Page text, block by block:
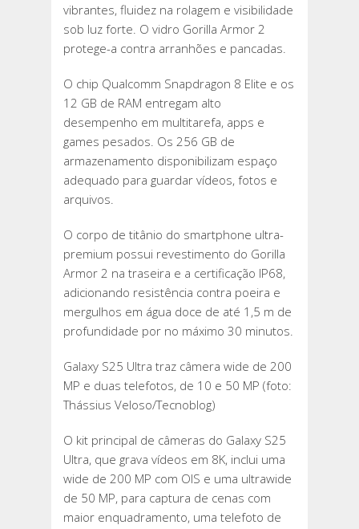
vibrantes, fluidez na rolagem e visibilidade
sob luz forte. O vidro Gorilla Armor 2
protege-a contra arranhões e pancadas.
O chip Qualcomm Snapdragon 8 Elite e os
12 GB de RAM entregam alto
desempenho em multitarefa, apps e
games pesados. Os 256 GB de
armazenamento disponibilizam espaço
adequado para guardar vídeos, fotos e
arquivos.
O corpo de titânio do smartphone ultra-
premium possui revestimento do Gorilla
Armor 2 na traseira e a certificação IP68,
adicionando resistência contra poeira e
mergulhos em água doce de até 1,5 m de
profundidade por no máximo 30 minutos.
Galaxy S25 Ultra traz câmera wide de 200
MP e duas telefotos, de 10 e 50 MP (foto:
Thássius Veloso/Tecnoblog)
O kit principal de câmeras do Galaxy S25
Ultra, que grava vídeos em 8K, inclui uma
wide de 200 MP com OIS e uma ultrawide
de 50 MP, para captura de cenas com
maior enquadramento, uma telefoto de